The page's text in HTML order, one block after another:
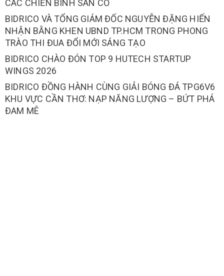
CÁC CHIẾN BINH SÂN CỎ
BIDRICO VÀ TỔNG GIÁM ĐỐC NGUYỄN ĐẶNG HIẾN
NHẬN BẰNG KHEN UBND TP.HCM TRONG PHONG
TRÀO THI ĐUA ĐỔI MỚI SÁNG TẠO
BIDRICO CHÀO ĐÓN TOP 9 HUTECH STARTUP
WINGS 2026
BIDRICO ĐỒNG HÀNH CÙNG GIẢI BÓNG ĐÁ TPG6V6
KHU VỰC CẦN THƠ: NẠP NĂNG LƯỢNG – BỨT PHÁ
ĐAM MÊ